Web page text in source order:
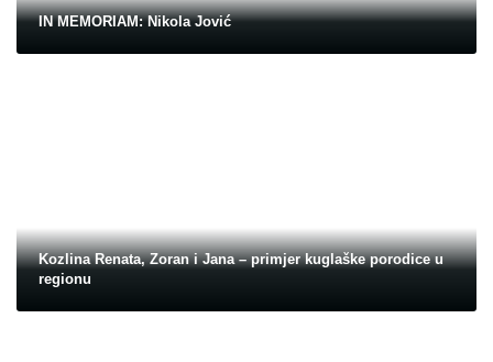
IN MEMORIAM: Nikola Jović
Kozlina Renata, Zoran i Jana – primjer kuglaške porodice u
regionu